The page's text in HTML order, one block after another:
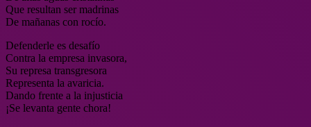
Que resultan ser madrinas
De mañanas con rocío.
Defenderle es desafío
Contra la empresa invasora,
Su represa transgresora
Representa la avaricia.
Dando frente a la injusticia
¡Se levanta gente chora!